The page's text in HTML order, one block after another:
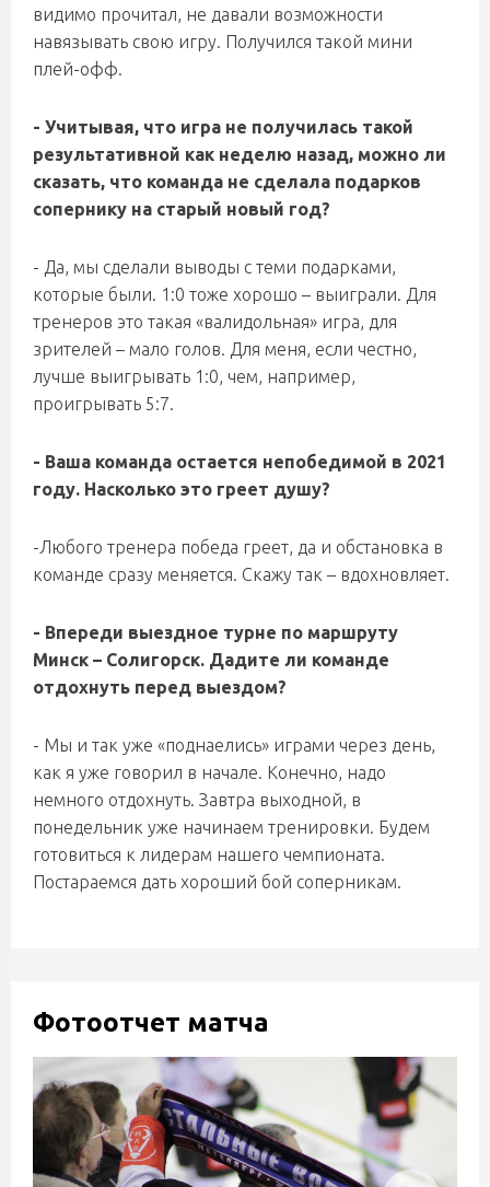
видимо прочитал, не давали возможности
навязывать свою игру. Получился такой мини
плей-офф.
- Учитывая, что игра не получилась такой
результативной как неделю назад, можно ли
сказать, что команда не сделала подарков
сопернику на старый новый год?
- Да, мы сделали выводы с теми подарками,
которые были. 1:0 тоже хорошо – выиграли. Для
тренеров это такая «валидольная» игра, для
зрителей – мало голов. Для меня, если честно,
лучше выигрывать 1:0, чем, например,
проигрывать 5:7.
- Ваша команда остается непобедимой в 2021
году. Насколько это греет душу?
-Любого тренера победа греет, да и обстановка в
команде сразу меняется. Скажу так – вдохновляет.
- Впереди выездное турне по маршруту
Минск – Солигорск. Дадите ли команде
отдохнуть перед выездом?
- Мы и так уже «поднаелись» играми через день,
как я уже говорил в начале. Конечно, надо
немного отдохнуть. Завтра выходной, в
понедельник уже начинаем тренировки. Будем
готовиться к лидерам нашего чемпионата.
Постараемся дать хороший бой соперникам.
Фотоотчет матча